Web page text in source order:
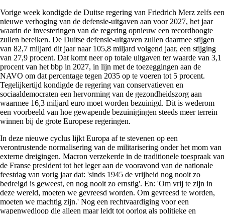
Vorige week kondigde de Duitse regering van Friedrich Merz zelfs een
nieuwe verhoging van de defensie-uitgaven aan voor 2027, het jaar
waarin de investeringen van de regering opnieuw een recordhoogte
zullen bereiken. De Duitse defensie-uitgaven zullen daarmee stijgen
van 82,7 miljard dit jaar naar 105,8 miljard volgend jaar, een stijging
van 27,9 procent. Dat komt neer op totale uitgaven ter waarde van 3,1
procent van het bbp in 2027, in lijn met de toezeggingen aan de
NAVO om dat percentage tegen 2035 op te voeren tot 5 procent.
Tegelijkertijd kondigde de regering van conservatieven en
sociaaldemocraten een hervorming van de gezondheidszorg aan
waarmee 16,3 miljard euro moet worden bezuinigd. Dit is wederom
een ​​voorbeeld van hoe gewapende bezuinigingen steeds meer terrein
winnen bij de grote Europese regeringen.
In deze nieuwe cyclus lijkt Europa af te stevenen op een
verontrustende normalisering van de militarisering onder het mom van
externe dreigingen. Macron verzekerde in de traditionele toespraak van
de Franse president tot het leger aan de vooravond van de nationale
feestdag van vorig jaar dat: 'sinds 1945 de vrijheid nog nooit zo
bedreigd is geweest, en nog nooit zo ernstig'. En: 'Om vrij te zijn in
deze wereld, moeten we gevreesd worden. Om gevreesd te worden,
moeten we machtig zijn.' Nog een rechtvaardiging voor een
wapenwedloop die alleen maar leidt tot oorlog als politieke en